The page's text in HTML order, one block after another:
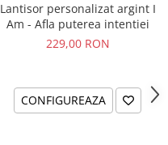
Lantisor personalizat argint I
Am - Afla puterea intentiei
229,00 RON
CONFIGUREAZA